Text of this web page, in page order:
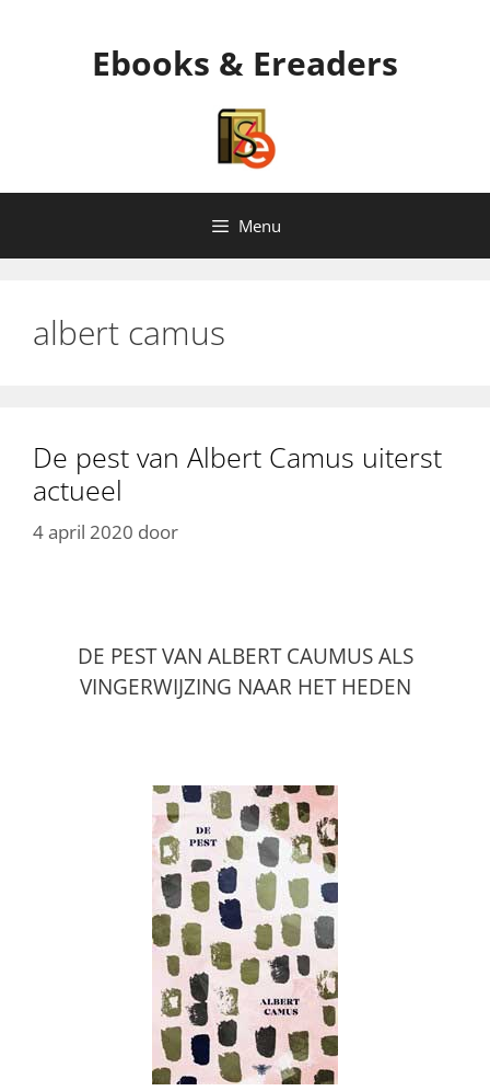
Ebooks & Ereaders
Menu
albert camus
De pest van Albert Camus uiterst
actueel
4 april 2020 door
DE PEST VAN ALBERT CAUMUS ALS
VINGERWIJZING NAAR HET HEDEN